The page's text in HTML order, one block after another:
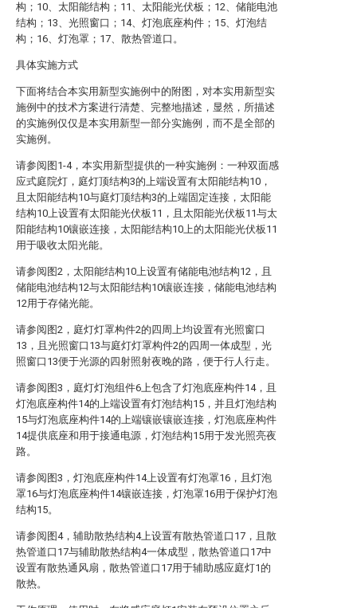
构；10、太阳能结构；11、太阳能光伏板；12、储能电池
结构；13、光照窗口；14、灯泡底座构件；15、灯泡结
构；16、灯泡罩；17、散热管道口。
具体实施方式
下面将结合本实用新型实施例中的附图，对本实用新型实
施例中的技术方案进行清楚、完整地描述，显然，所描述
的实施例仅仅是本实用新型一部分实施例，而不是全部的
实施例。
请参阅图1-4，本实用新型提供的一种实施例：一种双面感
应式庭院灯，庭灯顶结构3的上端设置有太阳能结构10，
且太阳能结构10与庭灯顶结构3的上端固定连接，太阳能
结构10上设置有太阳能光伏板11，且太阳能光伏板11与太
阳能结构10镶嵌连接，太阳能结构10上的太阳能光伏板11
用于吸收太阳光能。
请参阅图2，太阳能结构10上设置有储能电池结构12，且
储能电池结构12与太阳能结构10镶嵌连接，储能电池结构
12用于存储光能。
请参阅图2，庭灯灯罩构件2的四周上均设置有光照窗口
13，且光照窗口13与庭灯灯罩构件2的四周一体成型，光
照窗口13便于光源的四射照射夜晚的路，便于行人行走。
请参阅图3，庭灯灯泡组件6上包含了灯泡底座构件14，且
灯泡底座构件14的上端设置有灯泡结构15，并且灯泡结构
15与灯泡底座构件14的上端镶嵌镶嵌连接，灯泡底座构件
14提供底座和用于接通电源，灯泡结构15用于发光照亮夜
路。
请参阅图3，灯泡底座构件14上设置有灯泡罩16，且灯泡
罩16与灯泡底座构件14镶嵌连接，灯泡罩16用于保护灯泡
结构15。
请参阅图4，辅助散热结构4上设置有散热管道口17，且散
热管道口17与辅助散热结构4一体成型，散热管道口17中
设置有散热通风扇，散热管道口17用于辅助感应庭灯1的
散热。